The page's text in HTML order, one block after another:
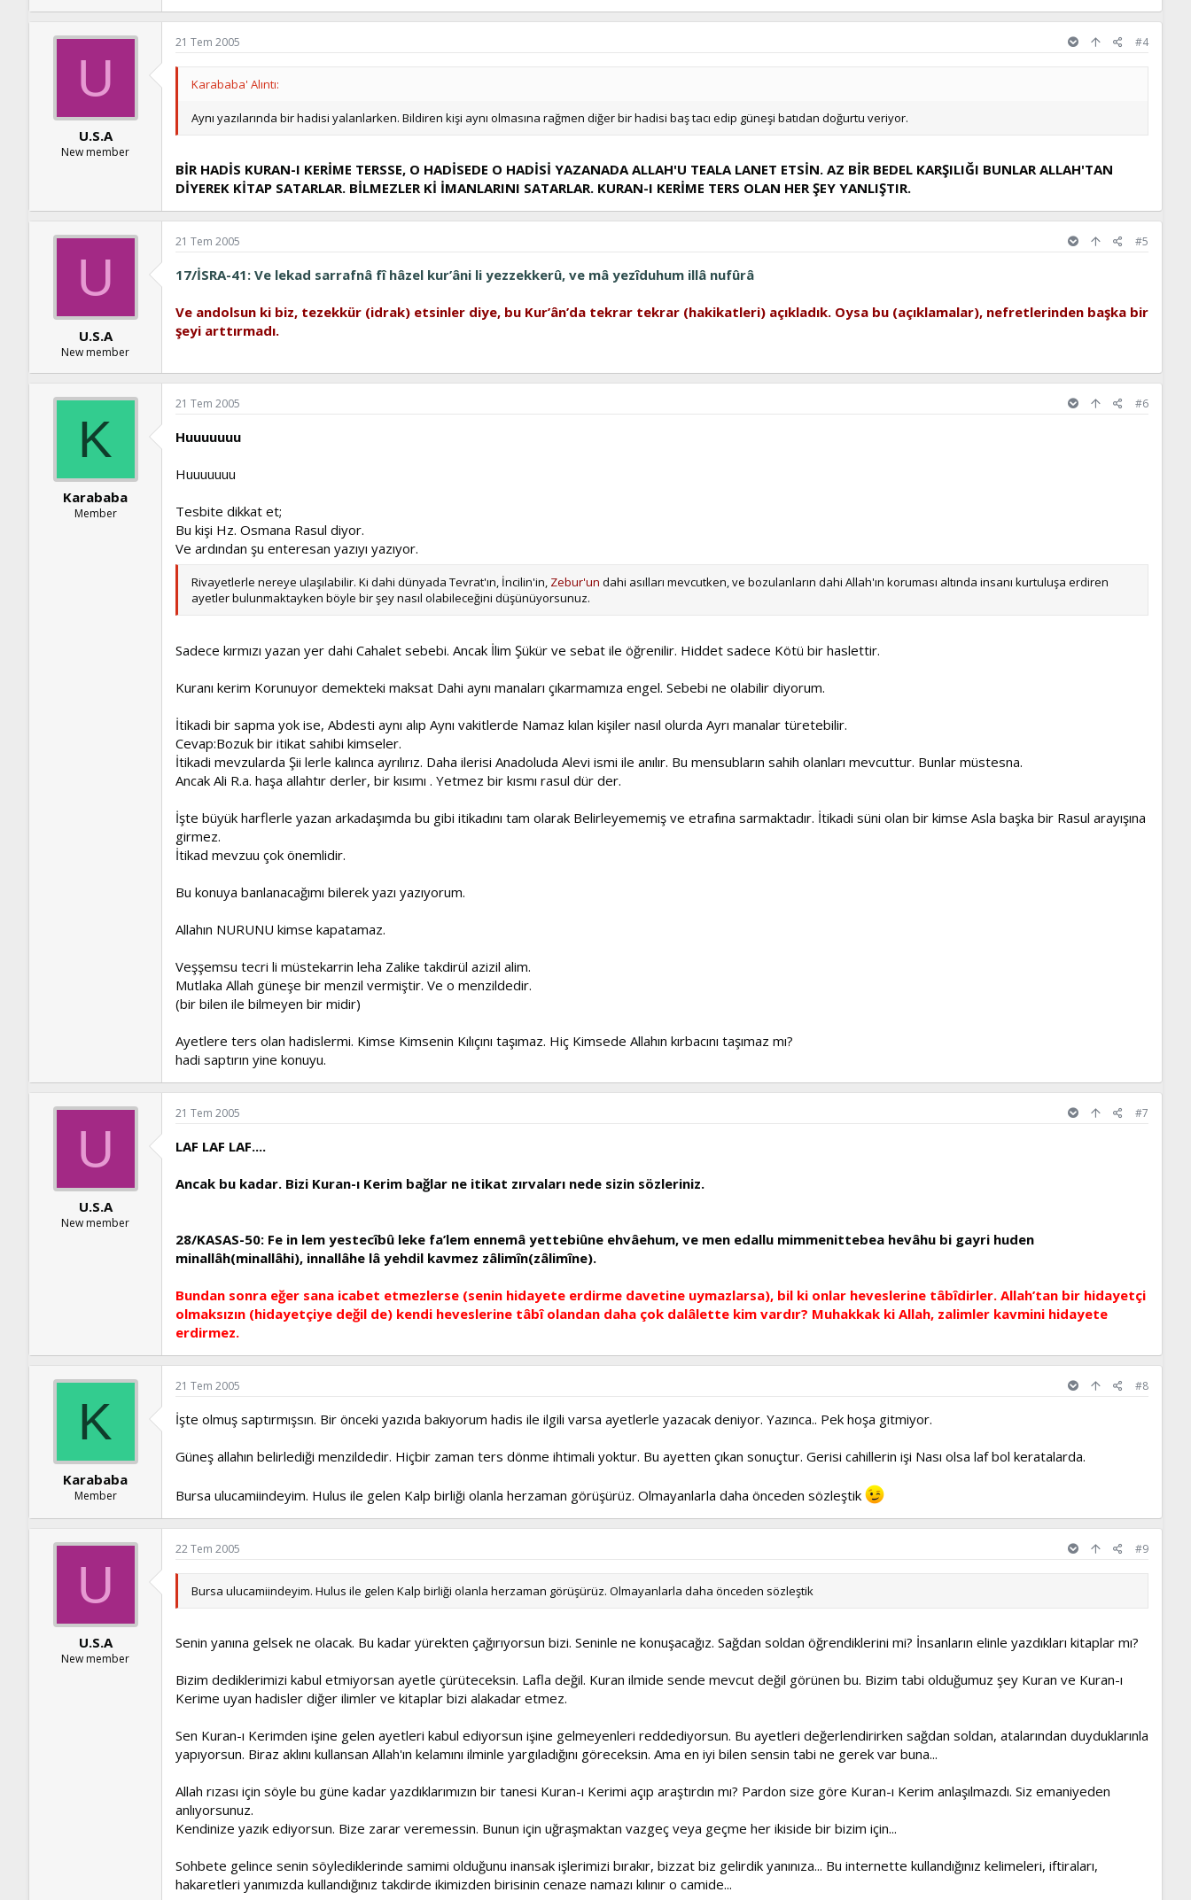
U
U.S.A
New member
21 Tem 2005 #4
Karababa' Alıntı:
Aynı yazılarında bir hadisi yalanlarken. Bildiren kişi aynı olmasına rağmen diğer bir hadisi baş tacı edip güneşi batıdan doğurtu veriyor.
BİR HADİS KURAN-I KERİME TERSSE, O HADİSEDE O HADİSİ YAZANADA ALLAH'U TEALA LANET ETSİN. AZ BİR BEDEL KARŞILIĞI BUNLAR ALLAH'TAN
DİYEREK KİTAP SATARLAR. BİLMEZLER Kİ İMANLARINI SATARLAR. KURAN-I KERİME TERS OLAN HER ŞEY YANLIŞTIR.
U
U.S.A
New member
21 Tem 2005 #5
17/İSRA-41: Ve lekad sarrafnâ fî hâzel kur’âni li yezzekkerû, ve mâ yezîduhum illâ nufûrâ
Ve andolsun ki biz, tezekkür (idrak) etsinler diye, bu Kur’ân’da tekrar tekrar (hakikatleri) açıkladık. Oysa bu (açıklamalar), nefretlerinden başka bir
şeyi arttırmadı.
K
Karababa
Member
21 Tem 2005 #6
Huuuuuuu
Huuuuuuu
Tesbite dikkat et;
Bu kişi Hz. Osmana Rasul diyor.
Ve ardından şu enteresan yazıyı yazıyor.
Rivayetlerle nereye ulaşılabilir. Ki dahi dünyada Tevrat'ın, İncilin'in, Zebur'un dahi asılları mevcutken, ve bozulanların dahi Allah'ın koruması altında insanı kurtuluşa erdiren
ayetler bulunmaktayken böyle bir şey nasıl olabileceğini düşünüyorsunuz.
Sadece kırmızı yazan yer dahi Cahalet sebebi. Ancak İlim Şükür ve sebat ile öğrenilir. Hiddet sadece Kötü bir haslettir.
Kuranı kerim Korunuyor demekteki maksat Dahi aynı manaları çıkarmamıza engel. Sebebi ne olabilir diyorum.
İtikadi bir sapma yok ise, Abdesti aynı alıp Aynı vakitlerde Namaz kılan kişiler nasıl olurda Ayrı manalar türetebilir.
Cevap:Bozuk bir itikat sahibi kimseler.
İtikadi mevzularda Şii lerle kalınca ayrılırız. Daha ilerisi Anadoluda Alevi ismi ile anılır. Bu mensubların sahih olanları mevcuttur. Bunlar müstesna.
Ancak Ali R.a. haşa allahtır derler, bir kısımı . Yetmez bir kısmı rasul dür der.
İşte büyük harflerle yazan arkadaşımda bu gibi itikadını tam olarak Belirleyememiş ve etrafına sarmaktadır. İtikadi süni olan bir kimse Asla başka bir Rasul arayışına
girmez.
İtikad mevzuu çok önemlidir.
Bu konuya banlanacağımı bilerek yazı yazıyorum.
Allahın NURUNU kimse kapatamaz.
Veşşemsu tecri li müstekarrin leha Zalike takdirül azizil alim.
Mutlaka Allah güneşe bir menzil vermiştir. Ve o menzildedir.
(bir bilen ile bilmeyen bir midir)
Ayetlere ters olan hadislermi. Kimse Kimsenin Kılıçını taşımaz. Hiç Kimsede Allahın kırbacını taşımaz mı?
hadi saptırın yine konuyu.
U
U.S.A
New member
21 Tem 2005 #7
LAF LAF LAF....
Ancak bu kadar. Bizi Kuran-ı Kerim bağlar ne itikat zırvaları nede sizin sözleriniz.
28/KASAS-50: Fe in lem yestecîbû leke fa’lem ennemâ yettebiûne ehvâehum, ve men edallu mimmenittebea hevâhu bi gayri huden
minallâh(minallâhi), innallâhe lâ yehdil kavmez zâlimîn(zâlimîne).
Bundan sonra eğer sana icabet etmezlerse (senin hidayete erdirme davetine uymazlarsa), bil ki onlar heveslerine tâbîdirler. Allah’tan bir hidayetçi
olmaksızın (hidayetçiye değil de) kendi heveslerine tâbî olandan daha çok dalâlette kim vardır? Muhakkak ki Allah, zalimler kavmini hidayete
erdirmez.
K
Karababa
Member
21 Tem 2005 #8
İşte olmuş saptırmışsın. Bir önceki yazıda bakıyorum hadis ile ilgili varsa ayetlerle yazacak deniyor. Yazınca.. Pek hoşa gitmiyor.
Güneş allahın belirlediği menzildedir. Hiçbir zaman ters dönme ihtimali yoktur. Bu ayetten çıkan sonuçtur. Gerisi cahillerin işi Nası olsa laf bol keratalarda.
Bursa ulucamiindeyim. Hulus ile gelen Kalp birliği olanla herzaman görüşürüz. Olmayanlarla daha önceden sözleştik
U
U.S.A
New member
22 Tem 2005 #9
Bursa ulucamiindeyim. Hulus ile gelen Kalp birliği olanla herzaman görüşürüz. Olmayanlarla daha önceden sözleştik
Senin yanına gelsek ne olacak. Bu kadar yürekten çağırıyorsun bizi. Seninle ne konuşacağız. Sağdan soldan öğrendiklerini mi? İnsanların elinle yazdıkları kitaplar mı?
Bizim dediklerimizi kabul etmiyorsan ayetle çürüteceksin. Lafla değil. Kuran ilmide sende mevcut değil görünen bu. Bizim tabi olduğumuz şey Kuran ve Kuran-ı
Kerime uyan hadisler diğer ilimler ve kitaplar bizi alakadar etmez.
Sen Kuran-ı Kerimden işine gelen ayetleri kabul ediyorsun işine gelmeyenleri reddediyorsun. Bu ayetleri değerlendirirken sağdan soldan, atalarından duyduklarınla
yapıyorsun. Biraz aklını kullansan Allah'ın kelamını ilminle yargıladığını göreceksin. Ama en iyi bilen sensin tabi ne gerek var buna...
Allah rızası için söyle bu güne kadar yazdıklarımızın bir tanesi Kuran-ı Kerimi açıp araştırdın mı? Pardon size göre Kuran-ı Kerim anlaşılmazdı. Siz emaniyeden
anlıyorsunuz.
Kendinize yazık ediyorsun. Bize zarar veremessin. Bunun için uğraşmaktan vazgeç veya geçme her ikiside bir bizim için...
Sohbete gelince senin söylediklerinde samimi olduğunu inansak işlerimizi bırakır, bizzat biz gelirdik yanınıza... Bu internette kullandığınız kelimeleri, iftiraları,
hakaretleri yanımızda kullandığınız takdirde ikimizden birisinin cenaze namazı kılınır o camide...